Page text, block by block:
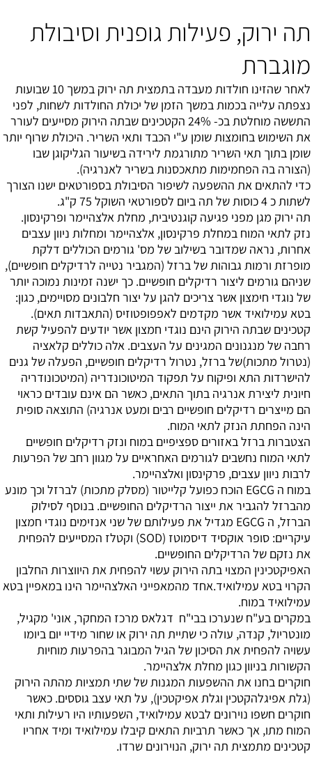
תה ירוק, פעילות גופנית וסיבולת
מוגברת
לאחר שהזינו חולדות מעבדה בתמצית תה ירוק במשך 10 שבועות
נצפתה עלייה בכמות במשך הזמן של יכולת החולדות לשחות, לפני
התששה מוחלטת בכ- 24% הקטכינים שבתה הירוק מסייעים לעורר
את השימוש בחומצות שומן ע"י הכבד ותאי השריר. היכולת שרוף יותר
שומן בתוך תאי השריר מתורגמת לירידה בשיעור הגליקוגן שבו
(הצורה בה הפחמימות מתאכסנות בשריר לאנרגיה).
כדי להתאים את ההשפעה לשיפור הסיבולת בספורטאים ישנו הצורך
לשתות כ 4 כוסות של תה ביום לספורטאי השוקל 75 ק"ג.
תה ירוק מגן מפני פגיעה קוגנטיבית, מחלת אלצהיימר ופרקינסון.
נזק לתאי המוח במחלת פרקינסון, אלצהיימר ומחלות ניוון עצבים
אחרות, נראה שמדובר בשילוב של מס' גורמים הכוללים דלקת
מופרזת ורמות גבוהות של ברזל (המגביר נטייה לרדיקלים חופשיים),
שניהם גורמים ליצור רדיקלים חופשיים. כך ישנה זמינות נמוכה יותר
של נוגדי חימצון אשר צריכים להגן על יצור חלבונים מסויימים, כגון:
בטא עמילואיד אשר מקדמים לאפפופטוזיס (התאבדות תאים).
קטכינים שבתה הירוק הינם נוגדי חמצון אשר יודעים להפעיל קשת
רחבה של מנגנונים המגינים על העצבים. אלה כוללים קלאציה
(נטרול מתכות)של ברזל, נטרול רדיקלים חופשיים, הפעלה של גנים
להישרדות התא ופיקוח על תפקוד המיטוכונדריה (המיטכונודריה
חיונית ליצירת אנרגיה בתוך התאים, כאשר הם אינם עובדים כראוי
הם מייצרים רדיקלים חופשיים רבים ומעט אנרגיה) התוצאה סופית
הינה הפחתת הנזק לתאי המוח.
הצטברות ברזל באזורים ספציפיים במוח ונזק רדיקלים חופשיים
לתאי המוח נחשבים לגורמים האחראיים על מגוון רחב של הפרעות
לרבות ניוון עצבים, פרקינסון ואלצהיימר.
במוח ה EGCG הוכח כפועל קלייטור (מסלק מתכות) לברזל וכך מונע
מהברזל להגביר את ייצור הרדיקלים החופשיים. בנוסף לסילוק
הברזל, ה EGCG מגדיל את פעילותם של שני אנזימים נוגדי חמצון
עיקריים: סופר אוקסיד דיסמוטז (SOD) וקטלז המסייעים להפחית
את נזקם של הרדיקלים החופשיים.
האפיקטכינין המצוי בתה הירוק עשוי להפחית את היווצרות החלבון
הקרוי בטא עמילואיד.אחד מהמאפייני האלצהיימר הינו במאפיין בטא
עמילואיד במוח.
במקרים בע"ח שנערכו בבי"ח דגלאס מרכז המחקר, אוני' מקגיל,
מונטריול, קנדה, עולה כי שתיית תה ירוק או שחור מידיי יום ביומו
עשויה להפחית את הסיכון של הגיל המבוגר בהפרעות מוחיות
הקשורות בניוון כגון מחלת אלצהיימר.
חוקרים בחנו את ההשפעות המגנות של שתי תמציות מהתה הירוק
(גלת אפיגלהקטכין וגלת אפיקטכין), על תאי עצב גוססים. כאשר
חוקרים חשפו נוירונים לבטא עמילואיד, השפעותיו היו רעילות ותאי
המוח מתו, אך כאשר תרביות התאים קיבלו עמילואיד ומיד אחריו
קטכינים מתמצית תה ירוק, הנוירונים שרדו.